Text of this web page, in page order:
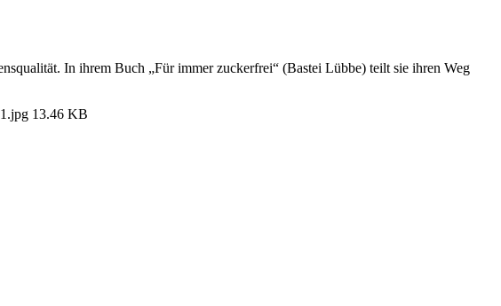
In ihrem Buch „Für immer zuckerfrei“ (Bastei Lübbe) teilt sie ihren Weg
13.46 KB